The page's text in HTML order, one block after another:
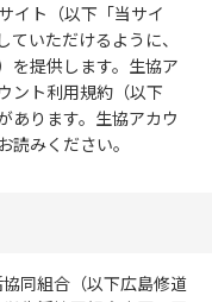
イト（以下「当サイ
いただけるように、
を提供します。生協ア
ント利用規約（以下
あります。生協アカウ
みください。
同組合（以下広島修道